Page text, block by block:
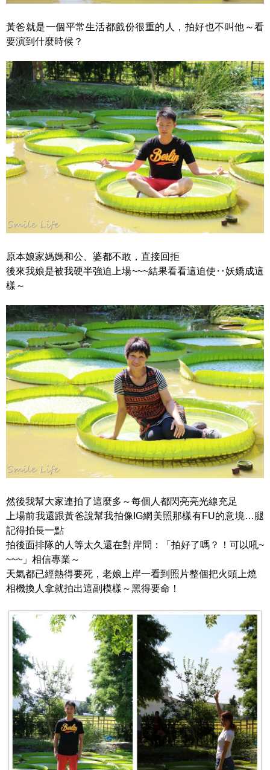
黃爸就是一個平常生活都戲份很重的人，拍好也不叫他～看
要演到什麼時候？
原本娘家媽媽和公、婆都不敢，直接回拒
後來我娘是被我硬半強迫上場~~~結果看看這迫使‥妖嬌成這
樣～
然後我幫大家連拍了這麼多～每個人都閃亮亮光線充足
上場前我還跟黃爸說幫我拍像IG網美照那樣有FU的意境…腿
記得拍長一點
拍後面排隊的人等太久還在對岸問：「拍好了嗎？！可以吼~
~~~」相信專業～
天氣都已經熱得要死，老娘上岸一看到照片整個把火頭上燒
相機換人拿就拍出這副模樣～黑得要命！